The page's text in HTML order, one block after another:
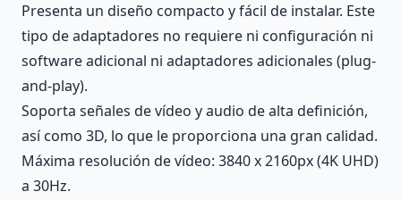
Presenta un diseño compacto y fácil de instalar. Este
tipo de adaptadores no requiere ni configuración ni
software adicional ni adaptadores adicionales (plug-
and-play).
Soporta señales de vídeo y audio de alta definición,
así como 3D, lo que le proporciona una gran calidad.
Máxima resolución de vídeo: 3840 x 2160px (4K UHD)
a 30Hz.